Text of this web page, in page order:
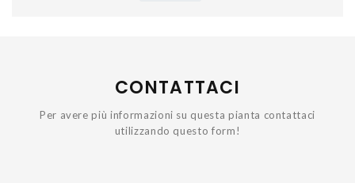
CONTATTACI
Per avere più informazioni su questa pianta contattaci
utilizzando questo form!